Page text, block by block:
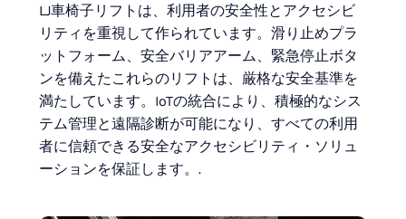
LJ車椅子リフトは、利用者の安全性とアクセシビ
リティを重視して作られています。滑り止めプラ
ットフォーム、安全バリアアーム、緊急停止ボタ
ンを備えたこれらのリフトは、厳格な安全基準を
満たしています。IoTの統合により、積極的なシス
テム管理と遠隔診断が可能になり、すべての利用
者に信頼できる安全なアクセシビリティ・ソリュ
ーションを保証します。.